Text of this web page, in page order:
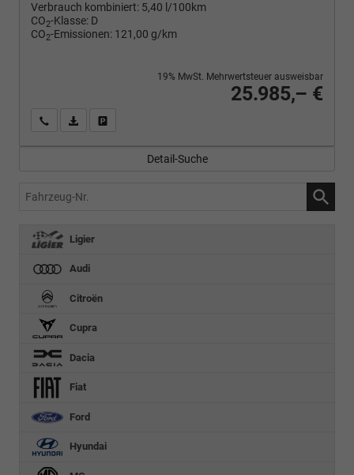
Verbrauch kombiniert: 5,40 l/100km
CO2-Klasse: D
CO2-Emissionen: 121,00 g/km
25.985,– €
19% MwSt. Mehrwertsteuer ausweisbar
Wir rufen Sie anPDF-Fahrzeugexposé drucken
Detail-Suche
Fahrzeug-
Ligier
Audi
Citroën
Cupra
Dacia
Fiat
Ford
Hyundai